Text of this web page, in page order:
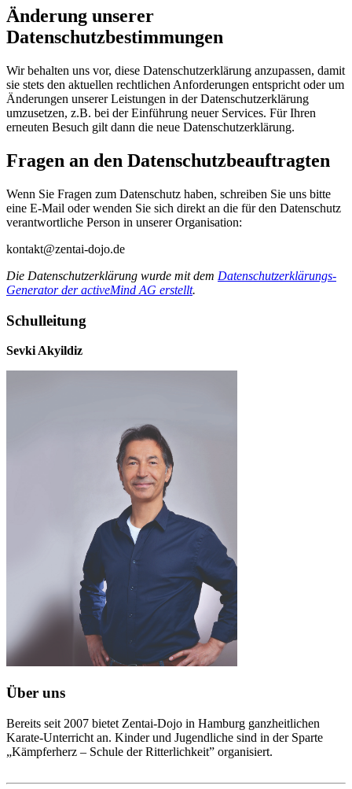
Änderung unserer
Datenschutzbestimmungen
Wir behalten uns vor, diese Datenschutzerklärung anzupassen, damit
sie stets den aktuellen rechtlichen Anforderungen entspricht oder um
Änderungen unserer Leistungen in der Datenschutzerklärung
umzusetzen, z.B. bei der Einführung neuer Services. Für Ihren
erneuten Besuch gilt dann die neue Datenschutzerklärung.
Fragen an den Datenschutzbeauftragten
Wenn Sie Fragen zum Datenschutz haben, schreiben Sie uns bitte
eine E-Mail oder wenden Sie sich direkt an die für den Datenschutz
verantwortliche Person in unserer Organisation:
kontakt@zentai-dojo.de
Die Datenschutzerklärung wurde mit dem Datenschutzerklärungs-
Generator der activeMind AG erstellt.
Schulleitung
Sevki Akyildiz
Über uns
Bereits seit 2007 bietet Zentai-Dojo in Hamburg ganzheitlichen
Karate-Unterricht an. Kinder und Jugendliche sind in der Sparte
„Kämpferherz – Schule der Ritterlichkeit” organisiert.